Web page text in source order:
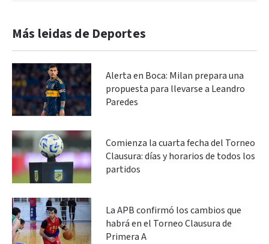
Más leidas de Deportes
Alerta en Boca: Milan prepara una
propuesta para llevarse a Leandro
Paredes
Comienza la cuarta fecha del Torneo
Clausura: días y horarios de todos los
partidos
La APB confirmó los cambios que
habrá en el Torneo Clausura de
Primera A